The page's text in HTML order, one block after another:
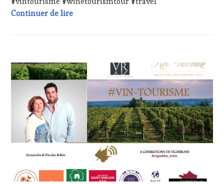
OENOTOURISME,
PARTENAIRES
RESTAURATEUR,
CHEF,
CUISINIER,
ŒNOLOGUE,
SOMMELIER,
SALONS
INTERNATIONAUX,
TASTING
MOVIE
VIGNOBLES,
TASTING
Continuer de lire#WineTourismTour 2024 au Château
CHALLENGE
HORS
CONFORT,
CLUB
WINE
VOUCHER,
DE-